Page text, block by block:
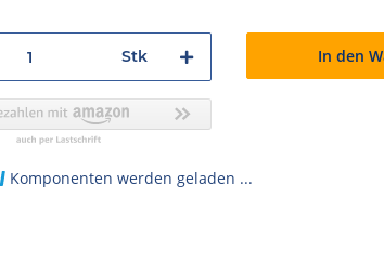
Stk In den
Komponenten werden geladen ...